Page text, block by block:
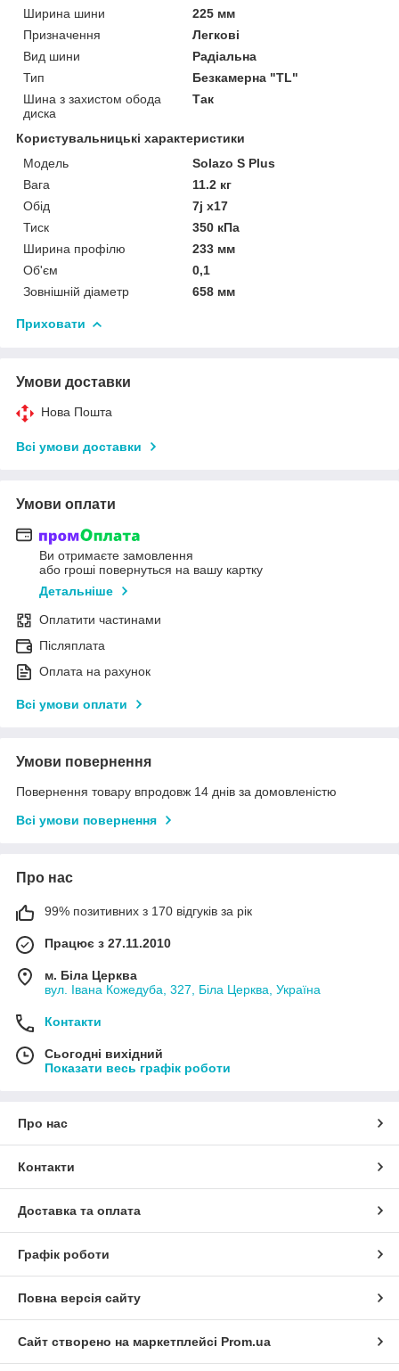
Ширина шини
225 мм
Призначення
Легкові
Вид шини
Радіальна
Тип
Безкамерна "TL"
Шина з захистом обода
диска
Так
Користувальницькі характеристики
Модель
Solazo S Plus
Вага
11.2 кг
Обід
7j x17
Тиск
350 кПа
Ширина профілю
233 мм
Об'єм
0,1
Зовнішній діаметр
658 мм
Приховати
Умови доставки
Нова Пошта
Всі умови доставки
Умови оплати
Ви отримаєте замовлення
або гроші повернуться на вашу картку
Детальніше
Оплатити частинами
Післяплата
Оплата на рахунок
Всі умови оплати
Умови повернення
Повернення товару впродовж 14 днів за домовленістю
Всі умови повернення
Про нас
99% позитивних з 170 відгуків за рік
Працює з 27.11.2010
м. Біла Церква
вул. Івана Кожедуба, 327, Біла Церква, Україна
Контакти
Сьогодні вихідний
Показати весь графік роботи
Про нас
Контакти
Доставка та оплата
Графік роботи
Повна версія сайту
Сайт створено на маркетплейсі Prom.ua